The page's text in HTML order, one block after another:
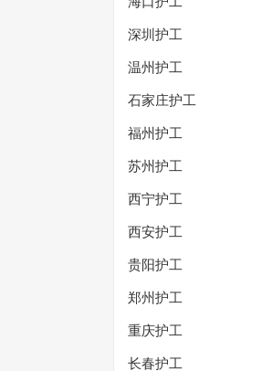
深圳护工
温州护工
石家庄护工
福州护工
苏州护工
西宁护工
西安护工
贵阳护工
郑州护工
重庆护工
长春护工